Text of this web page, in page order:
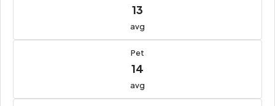
13
avg
Pet
14
avg